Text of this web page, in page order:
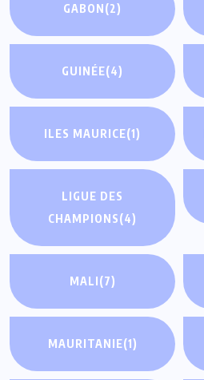
GABON(2)
GUINÉE(4)
ILES MAURICE(1)
LIGUE DES
CHAMPIONS(4)
MALI(7)
MAURITANIE(1)